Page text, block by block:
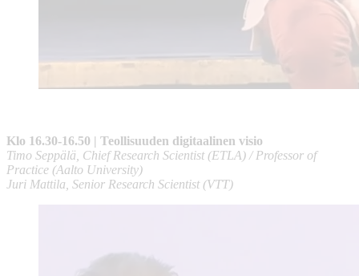
Klo 16.30-16.50 | Teollisuuden digitaalinen visio
Timo Seppälä, Chief Research Scientist (ETLA) / Professor of
Practice (Aalto University)
Juri Mattila, Senior Research Scientist (VTT)